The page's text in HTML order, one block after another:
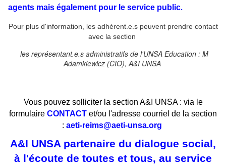
agents mais également pour le service public.
Pour plus d'information, les adhérent.e.s peuvent prendre contact
avec la section
les représentant.e.s administratifs de l'UNSA Education : M
Adamkiewicz (CIO), A&I UNSA
Vous pouvez solliciter la section A&I UNSA : via le
formulaire CONTACT et/ou l'adresse courriel de la section
: aeti-reims@aeti-unsa.org
A&I UNSA partenaire du dialogue social,
à l'écoute de toutes et tous, au service